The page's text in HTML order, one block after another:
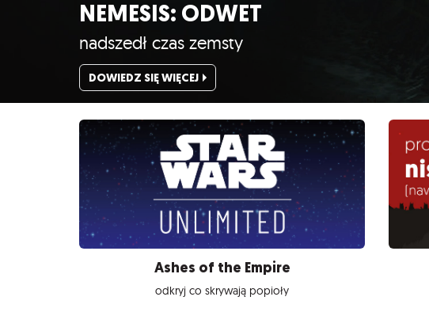
NEMESIS: ODWET
nadszedł czas zemsty
DOWIEDZ SIĘ WIĘCEJ
Ashes of the Empire
odkryj co skrywają popioły